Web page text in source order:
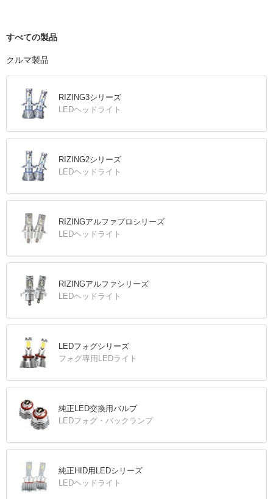
すべての製品
クルマ製品
RIZING3シリーズ
LEDヘッドライト
RIZING2シリーズ
LEDヘッドライト
RIZINGアルファプロシリーズ
LEDヘッドライト
RIZINGアルファシリーズ
LEDヘッドライト
LEDフォグシリーズ
フォグ専用LEDライト
純正LED交換用バルブ
LEDフォグ・バックランプ
純正HID用LEDシリーズ
LEDヘッドライト